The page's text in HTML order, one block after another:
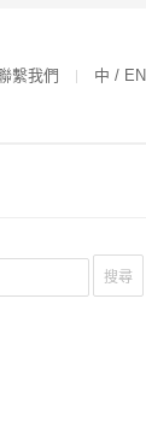
繫我們 中 / EN